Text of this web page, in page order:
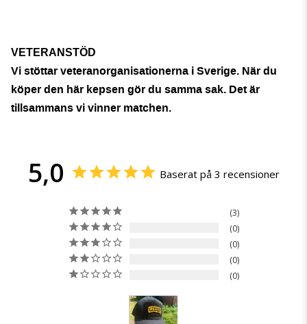
VETERANSTÖD
Vi stöttar veteranorganisationerna i Sverige. När du
köper den här kepsen gör du samma sak. Det är
tillsammans vi vinner matchen.
5,0 Baserat på 3 recensioner
3
0
0
0
0